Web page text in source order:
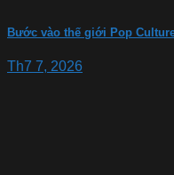
Bước vào thế giới Pop
Th7 7, 2026